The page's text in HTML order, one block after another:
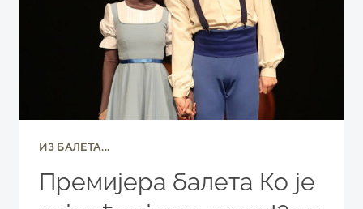
ИЗ БАЛЕТА...
Премијера балета Ко је